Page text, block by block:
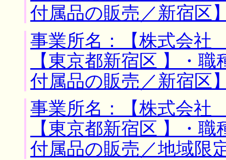
付属品の販売／新宿区
事業所名：【株式会
【東京都新宿区 】・
付属品の販売／新宿区
事業所名：【株式会
【東京都新宿区 】・
付属品の販売／地域限